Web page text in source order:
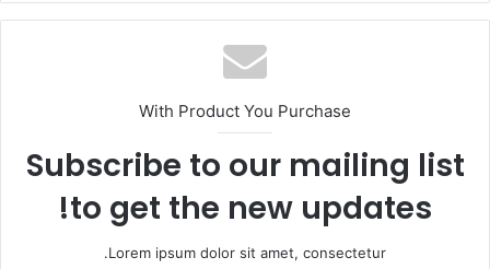
With Product You Purchase
Subscribe to our mailing list
to get the new updates!
Lorem ipsum dolor sit amet, consectetur.